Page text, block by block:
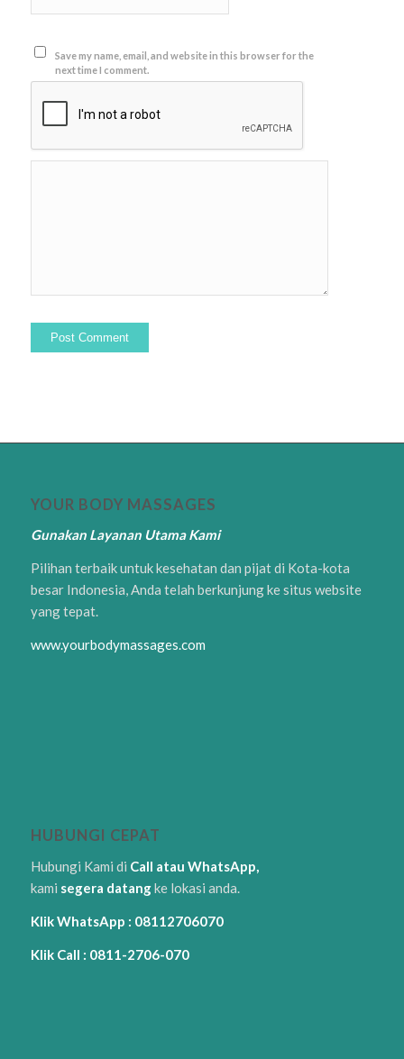
Save my name, email, and website in this browser for the
next time I comment.
YOUR BODY MASSAGES
Gunakan Layanan Utama Kami
Pilihan terbaik untuk kesehatan dan pijat di Kota-kota
besar Indonesia, Anda telah berkunjung ke situs website
yang tepat.
www.yourbodymassages.com
HUBUNGI CEPAT
Hubungi Kami di Call atau WhatsApp,
kami segera datangke lokasi anda.
Klik WhatsApp : 08112706070
Klik Call : 0811-2706-070